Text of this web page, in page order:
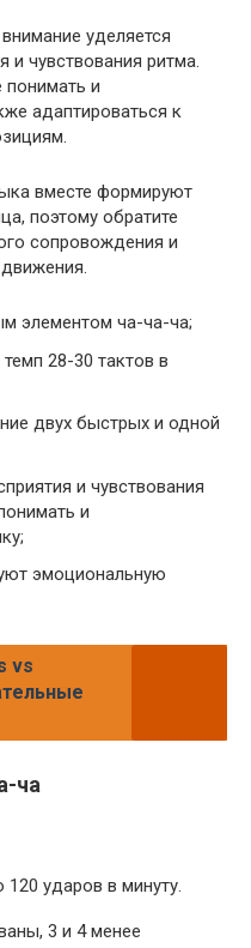
уделяется
и чувствования ритма.
понимать и
адаптироваться к
вместе формируют
поэтому обратите
сопровождения и
элементом ча-ча-ча;
28-30 тактов в
двух быстрых и одной
и чувствования
и
эмоциональную
vs
ча
ударов в минуту.
3 и 4 менее